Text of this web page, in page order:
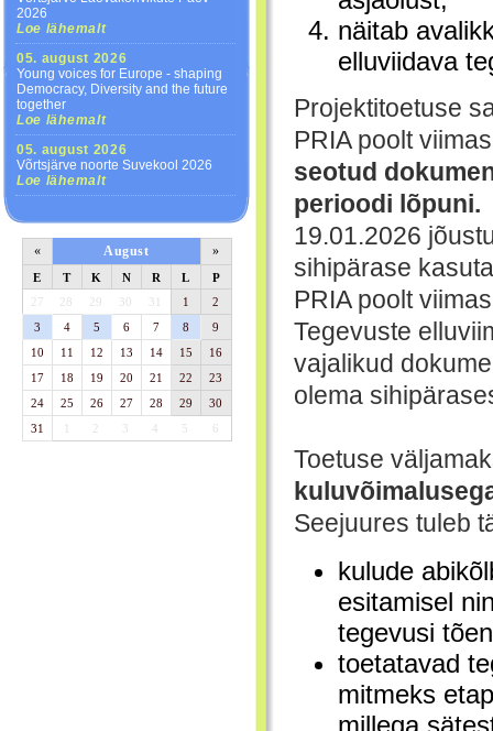
2026
Loe lähemalt
05. august 2026
Young voices for Europe - shaping
Democracy, Diversity and the future
together
Loe lähemalt
05. august 2026
Võrtsjärve noorte Suvekool 2026
Loe lähemalt
« August »
E T K N R L
P
27
28 29 30 31 1
2
3
4 5 6 7 8
9
10
11 12 13 14 15
16
17
18 19 20 21 22
23
24
25 26 27 28 29
30
31
1 3 4 5 6
näitab
elluviidava
Projektitoetuse
PRIA poolt
seotud
perioodi lõpuni.
19.01.2026
sihipärase
PRIA poolt
Tegevuste
vajalikud
olema
Toetuse
Seejuures tuleb
kulude
esitamisel
tegevusi
toetatavad
mitmeks
millega